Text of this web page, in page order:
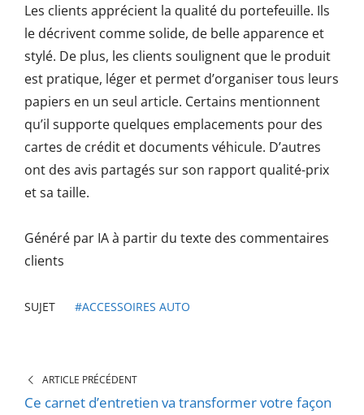
Les clients apprécient la qualité du portefeuille. Ils
le décrivent comme solide, de belle apparence et
stylé. De plus, les clients soulignent que le produit
est pratique, léger et permet d’organiser tous leurs
papiers en un seul article. Certains mentionnent
qu’il supporte quelques emplacements pour des
cartes de crédit et documents véhicule. D’autres
ont des avis partagés sur son rapport qualité-prix
et sa taille.
Généré par IA à partir du texte des commentaires
clients
SUJET #ACCESSOIRES AUTO
ARTICLE PRÉCÉDENT
Ce carnet d’entretien va transformer votre façon